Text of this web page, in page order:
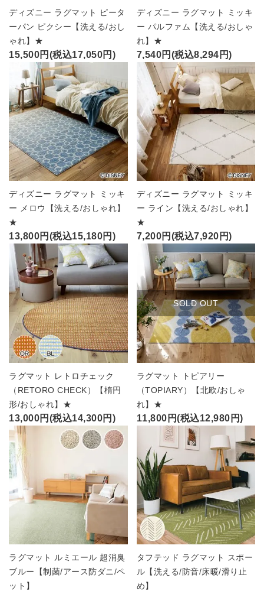
ディズニー ラグマット ピータ
ーパン ピクシー【洗える/おし
ゃれ】★
15,500円(税込17,050円)
ディズニー ラグマット ミッキ
ー パルファム【洗える/おしゃ
れ】★
7,540円(税込8,294円)
ディズニー ラグマット ミッキ
ー メロウ【洗える/おしゃれ】
★
13,800円(税込15,180円)
ディズニー ラグマット ミッキ
ー ライン【洗える/おしゃれ】
★
7,200円(税込7,920円)
ラグマット レトロチェック
（RETORO CHECK）【楕円
形/おしゃれ】★
13,000円(税込14,300円)
SOLD OUT
ラグマット トピアリー
（TOPIARY）【北欧/おしゃ
れ】★
11,800円(税込12,980円)
ラグマット ルミエール 超消臭
ブルー【制菌/アース防ダニ/ペ
ット】
タフテッド ラグマット スポー
ル【洗える/防音/床暖/滑り止
め】